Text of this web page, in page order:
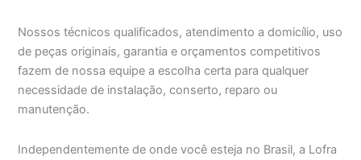
Nossos técnicos qualificados, atendimento a domicílio, uso
de peças originais, garantia e orçamentos competitivos
fazem de nossa equipe a escolha certa para qualquer
necessidade de instalação, conserto, reparo ou
manutenção.
Independentemente de onde você esteja no Brasil, a Lofra